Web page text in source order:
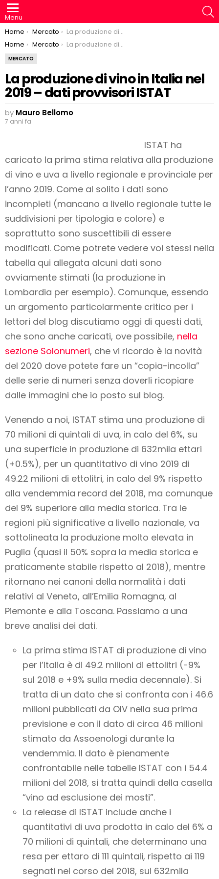
Menu
You are here:
Home Mercato
La produzione di vino in Italia nel 2019 – dati provvisori ISTAT
You are here:
Home Mercato La produzione di vino in Italia nel 2019 – dati provvisori ISTAT
MERCATO
La produzione di vino in Italia nel
2019 – dati provvisori ISTAT
by Mauro Bellomo
7 anni fa
ISTAT ha
caricato la prima stima relativa alla produzione
di vino e uva a livello regionale e provinciale per
l’anno 2019. Come al solito i dati sono
incompleti (mancano a livello regionale tutte le
suddivisioni per tipologia e colore) e
soprattutto sono suscettibili di essere
modificati. Come potrete vedere voi stessi nella
tabella qui allegata alcuni dati sono
ovviamente stimati (la produzione in
Lombardia per esempio). Comunque, essendo
un argomento particolarmente critico per i
lettori del blog discutiamo oggi di questi dati,
che sono anche caricati, ove possibile, nella
sezione Solonumeri, che vi ricordo è la novità
del 2020 dove potete fare un “copia-incolla”
delle serie di numeri senza doverli ricopiare
dalle immagini che io posto sul blog.
Venendo a noi, ISTAT stima una produzione di
70 milioni di quintali di uva, in calo del 6%, su
una superficie in produzione di 632mila ettari
(+0.5%), per un quantitativo di vino 2019 di
49.22 milioni di ettolitri, in calo del 9% rispetto
alla vendemmia record del 2018, ma comunque
del 9% superiore alla media storica. Tra le
regioni più significative a livello nazionale, va
sottolineata la produzione molto elevata in
Puglia (quasi il 50% sopra la media storica e
praticamente stabile rispetto al 2018), mentre
ritornano nei canoni della normalità i dati
relativi al Veneto, all’Emilia Romagna, al
Piemonte e alla Toscana. Passiamo a una
breve analisi dei dati.
La prima stima ISTAT di produzione di vino
per l’Italia è di 49.2 milioni di ettolitri (-9%
sul 2018 e +9% sulla media decennale). Si
tratta di un dato che si confronta con i 46.6
milioni pubblicati da OIV nella sua prima
previsione e con il dato di circa 46 milioni
stimato da Assoenologi durante la
vendemmia. Il dato è pienamente
confrontabile nelle tabelle ISTAT con i 54.4
milioni del 2018, si tratta quindi della casella
“vino ad esclusione dei mosti”.
La release di ISTAT include anche i
quantitativi di uva prodotta in calo del 6% a
70 milioni di quintali, che determinano una
resa per ettaro di 111 quintali, rispetto ai 119
segnati nel corso del 2018, sui 632mila